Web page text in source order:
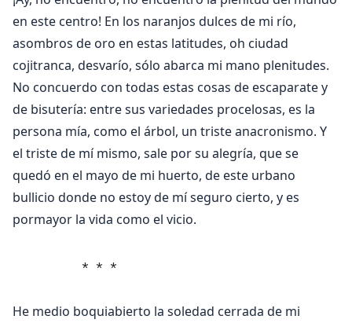
en este centro! En los naranjos dulces de mi río,
asombros de oro en estas latitudes, oh ciudad
cojitranca, desvarío, sólo abarca mi mano plenitudes.
No concuerdo con todas estas cosas de escaparate y
de bisutería: entre sus variedades procelosas, es la
persona mía, como el árbol, un triste anacronismo. Y
el triste de mí mismo, sale por su alegría, que se
quedó en el mayo de mi huerto, de este urbano
bullicio donde no estoy de mí seguro cierto, y es
pormayor la vida como el vicio.
        * * *
He medio boquiabierto la soledad cerrada de mi